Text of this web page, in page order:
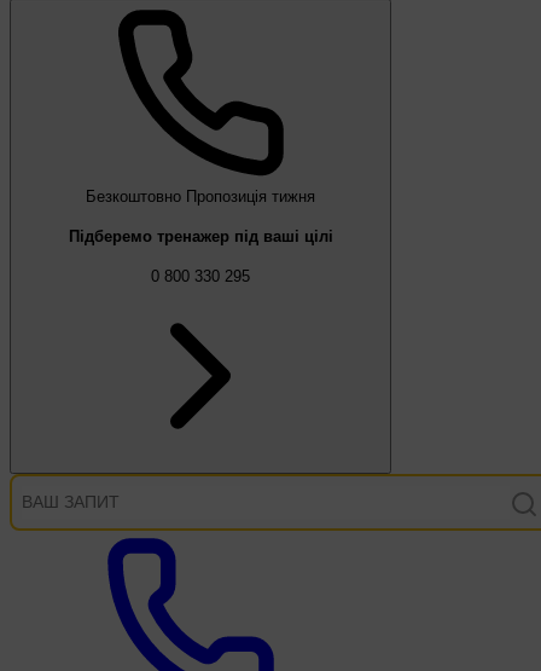
Безкоштовно Пропозиція тижня
Підберемо тренажер під ваші цілі
0 800 330 295